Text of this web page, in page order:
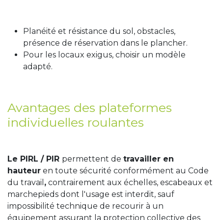
Planéité et résistance du sol, obstacles,
présence de réservation dans le plancher.
Pour les locaux exigus, choisir un modèle
adapté.
Avantages des plateformes
individuelles roulantes
Le PIRL / PIR permettent de travailler en
hauteur en toute sécurité conformément au Code
du travail , contrairement aux échelles, escabeaux et
marchepieds dont l'usage est interdit, sauf
impossibilité technique de recourir à un
équipement assurant la protection collective des